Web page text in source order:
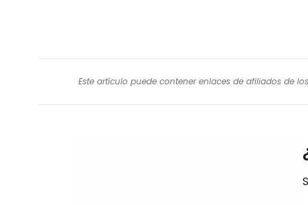
Este artículo puede contener enlaces de afiliados de